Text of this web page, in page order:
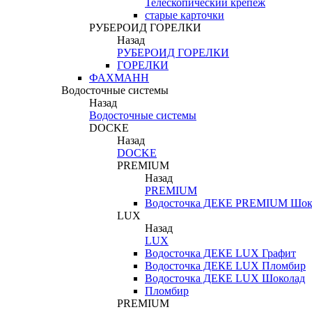
старые карточки
РУБЕРОИД ГОРЕЛКИ
Назад
РУБЕРОИД ГОРЕЛКИ
ГОРЕЛКИ
ФАХМАНН
Водосточные системы
Назад
Водосточные системы
DOCKE
Назад
DOCKE
PREMIUM
Назад
PREMIUM
Водосточка ДЕКЕ PREMIUM
LUX
Назад
LUX
Водосточка ДЕКЕ LUX Графит
Водосточка ДЕКЕ LUX Пломбир
Водосточка ДЕКЕ LUX Шоколад
Пломбир
PREMIUM